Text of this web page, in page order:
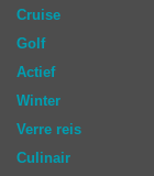
Cruise
Golf
Actief
Winter
Verre reis
Culinair